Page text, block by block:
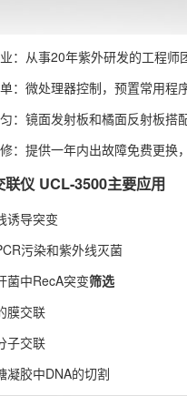
：从事20年紫外研发的工程师
：微处理器控制，预置常用程
：镜面发射板和橘面反射板搭
：提供一年内出故障免费更换
联仪 UCL-3500主要应用
诱导突变
污染和紫外线灭菌
菌中RecA突变筛选
膜交联
子交联
凝胶中DNA的切割